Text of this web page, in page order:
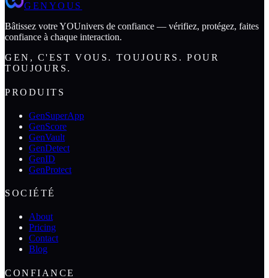
GENYOUS
Bâtissez votre YOUnivers de confiance — vérifiez, protégez, faites
confiance à chaque interaction.
GEN, C'EST VOUS. TOUJOURS. POUR
TOUJOURS.
PRODUITS
GenSuperApp
GenScore
GenVault
GenDetect
GenID
GenProtect
SOCIÉTÉ
About
Pricing
Contact
Blog
CONFIANCE